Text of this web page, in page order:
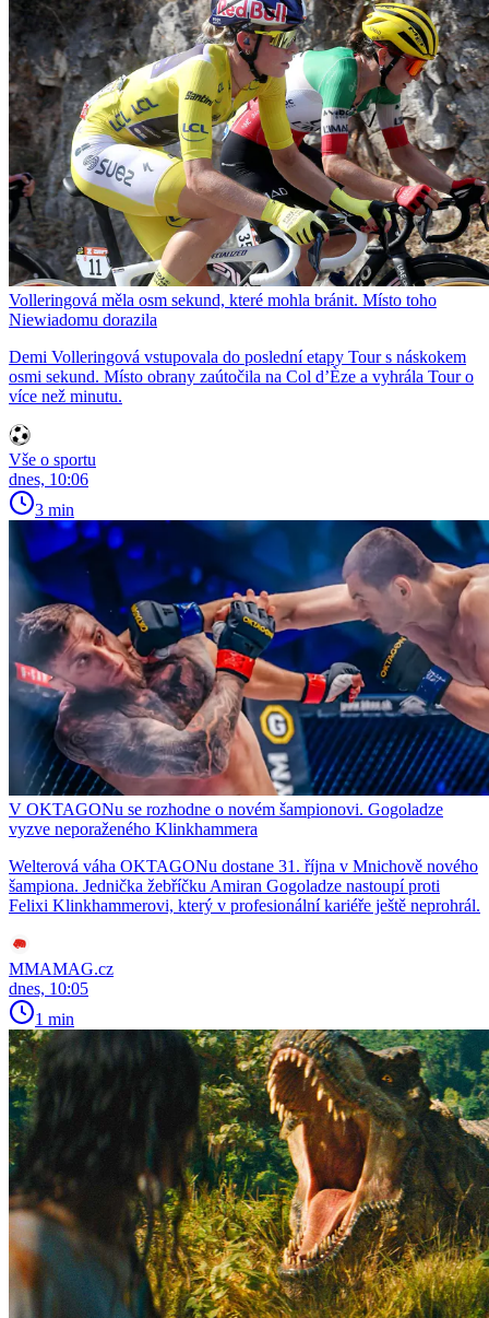
Volleringová měla osm sekund, které mohla bránit. Místo toho
Niewiadomu dorazila
Demi Volleringová vstupovala do poslední etapy Tour s náskokem
osmi sekund. Místo obrany zaútočila na Col d’Èze a vyhrála Tour o
více než minutu.
Vše o sportu
dnes, 10:06
3 min
V OKTAGONu se rozhodne o novém šampionovi. Gogoladze
vyzve neporaženého Klinkhammera
Welterová váha OKTAGONu dostane 31. října v Mnichově nového
šampiona. Jednička žebříčku Amiran Gogoladze nastoupí proti
Felixi Klinkhammerovi, který v profesionální kariéře ještě neprohrál.
MMAMAG.cz
dnes, 10:05
1 min